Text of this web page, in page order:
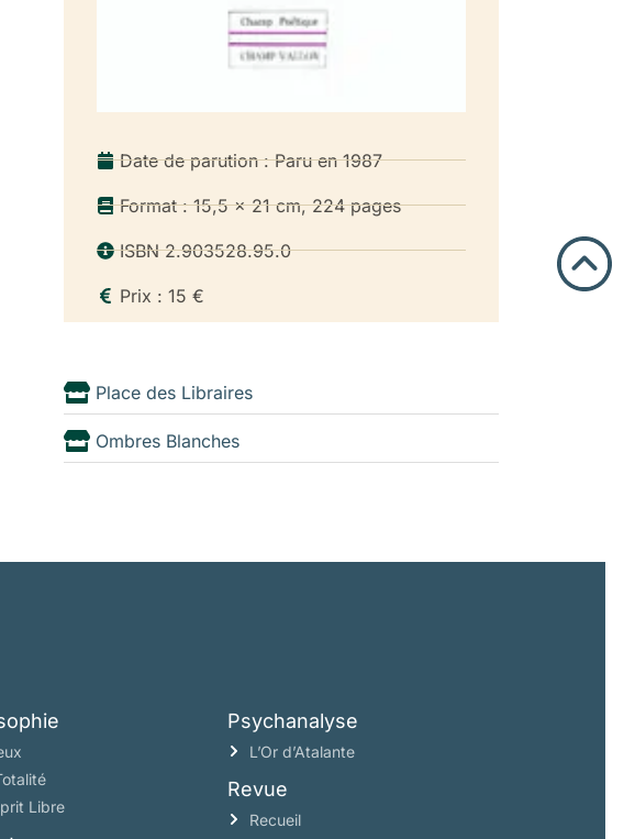
Date de parution : Paru en 1987
Format : 15,5 x 21 cm, 224 pages
ISBN 2.903528.95.0
Prix : 15 €
Place des Libraires
Ombres Blanches
Libre
Psychanalyse
L’Or d’Atalante
Revue
Recueil